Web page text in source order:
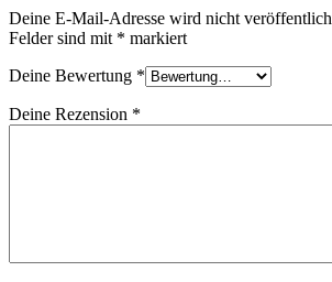
Deine E-Mail-Adresse wird nicht
Felder sind mit * markiert
Deine Bewertung *
Deine Rezension *